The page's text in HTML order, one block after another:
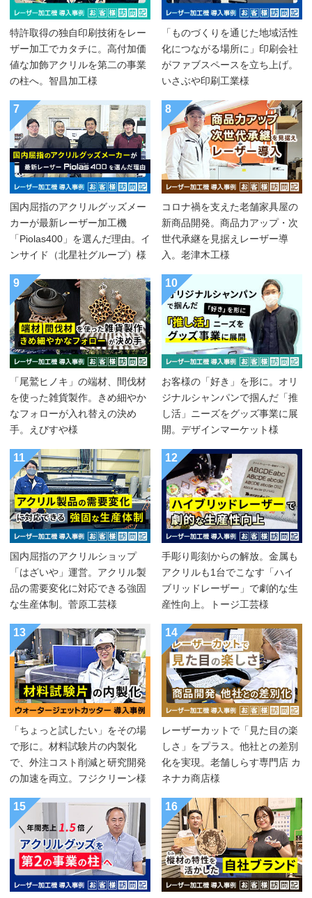
特許取得の独自印刷技術をレー
ザー加工でカタチに。高付加価
値な加飾アクリルを第二の事業
の柱へ。智昌加工様
「ものづくりを通じた地域活性
化につながる場所に」印刷会社
がファブスペースを立ち上げ。
いさぶや印刷工業様
7
国内屈指のアクリルグッズメー
カーが最新レーザー加工機
「Piolas400」を選んだ理由。イ
ンサイド（北星社グループ）様
8
コロナ禍を支えた老舗家具屋の
新商品開発。商品力アップ・次
世代承継を見据えレーザー導
入。老津木工様
9
「尾鷲ヒノキ」の端材、間伐材
を使った雑貨製作。きめ細やか
なフォローが入れ替えの決め
手。えびすや様
10
お客様の「好き」を形に。オリ
ジナルシャンパンで掴んだ「推
し活」ニーズをグッズ事業に展
開。デザインマーケット様
11
国内屈指のアクリルショップ
「はざいや」運営。アクリル製
品の需要変化に対応できる強固
な生産体制。菅原工芸様
12
手彫り彫刻からの解放。金属も
アクリルも1台でこなす「ハイ
ブリッドレーザー」で劇的な生
産性向上。トージ工芸様
13
「ちょっと試したい」をその場
で形に。材料試験片の内製化
で、外注コスト削減と研究開発
の加速を両立。フジクリーン様
14
レーザーカットで「見た目の楽
しさ」をプラス。他社との差別
化を実現。老舗しらす専門店 カ
ネナカ商店様
15 16